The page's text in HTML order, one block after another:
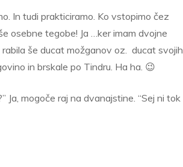
In tudi prakticiramo. Ko vstopimo čez
osebne tegobe! Ja …ker imam dvojne
še ducat možganov oz. ducat svojih
in brskale po Tindru. Ha ha. 😉
Ja, mogoče raj na dvanajstine. “Sej ni tok